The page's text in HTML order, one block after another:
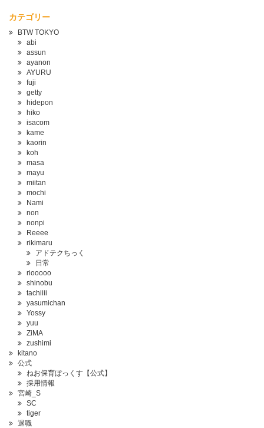
カテゴリー
BTW TOKYO
abi
assun
ayanon
AYURU
fuji
getty
hidepon
hiko
isacom
kame
kaorin
koh
masa
mayu
miitan
mochi
Nami
non
nonpi
Reeee
rikimaru
アドテクちっく
日常
riooooo
shinobu
tachiiii
yasumichan
Yossy
yuu
ZiMA
zushimi
kitano
公式
ねお保育ぼっくす【公式】
採用情報
宮崎_S
SC
tiger
退職